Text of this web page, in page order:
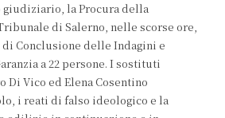
giudiziario, la Procura della
di Salerno, nelle scorse ore,
di Conclusione delle Indagini e
a 22 persone. I sostituti
Vico ed Elena Cosentino
i reati di falso ideologico e la